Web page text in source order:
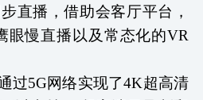
直播，借助会客厅平台，
眼慢直播以及常态化的VR
过5G网络实现了4K超高清